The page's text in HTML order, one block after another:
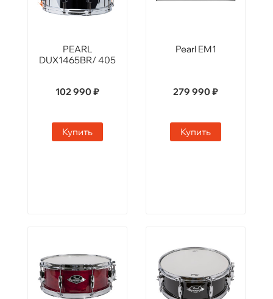
PEARL
DUX1465BR/ 405
102 990 ₽
Купить
Pearl EM1
279 990 ₽
Купить